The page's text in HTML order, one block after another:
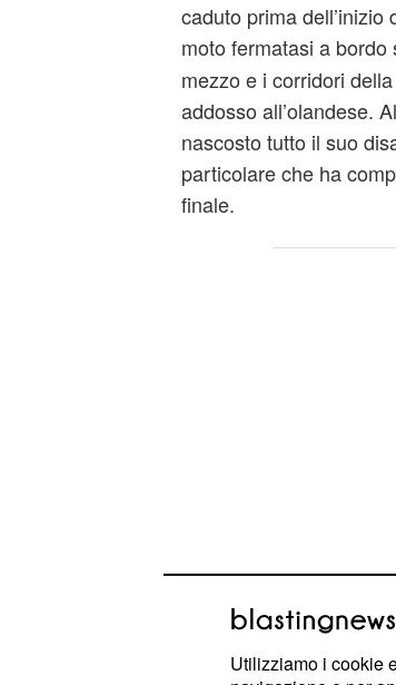
caduto prima
moto fermatasi a bordo
mezzo e i corridori
addosso all’olandese.
nascosto tutto il suo
particolare che ha
finale.
Sky, un Giro
Utilizziamo i cookie